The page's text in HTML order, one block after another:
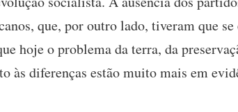
que, por outro lado, tiveram que
hoje o problema da terra, da
às diferenças estão muito mais em